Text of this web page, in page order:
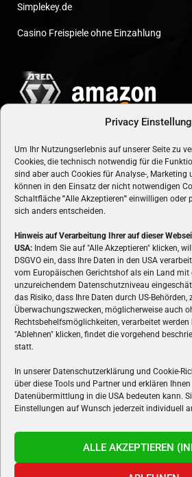
Privacy
Um Ihr Nutzungserlebnis auf unserer Seite zu
Cookies, die technisch notwendig für die
sind aber auch Cookies für Analyse-, Marketing
können in den Einsatz der nicht notwendigen
Schaltfläche "Alle Akzeptieren" einwilligen oder
sich anders entscheiden.
Hinweis auf Verarbeitung Ihrer auf dieser
USA: Indem Sie auf "Alle Akzeptieren" klicken,
DSGVO ein, dass Ihre Daten in den USA
vom Europäischen Gerichtshof als ein Land mit
unzureichendem Datenschutzniveau
das Risiko, dass Ihre Daten durch US-Behörden,
Überwachungszwecken, möglicherweise auch
Rechtsbehelfsmöglichkeiten, verarbeitet
"Ablehnen" klicken, findet die vorgehend
statt.
In unserer Datenschutzerklärung und Cookie-
über diese Tools und Partner und erklären
Datenübermittlung in die USA bedeuten kann.
Einstellungen auf Wunsch jederzeit individuell
ALLE AKZEPTIEREN
Simplekey.de
Casino Freispiele ohne Einzahlung
ÜBER UNS
VON GAMERN, FÜR GAMER!
Spielemagazin Österreichs und bringt
Reviews und Videos zu PC- und
Hardware und aus der Welt
FOLGE UNS